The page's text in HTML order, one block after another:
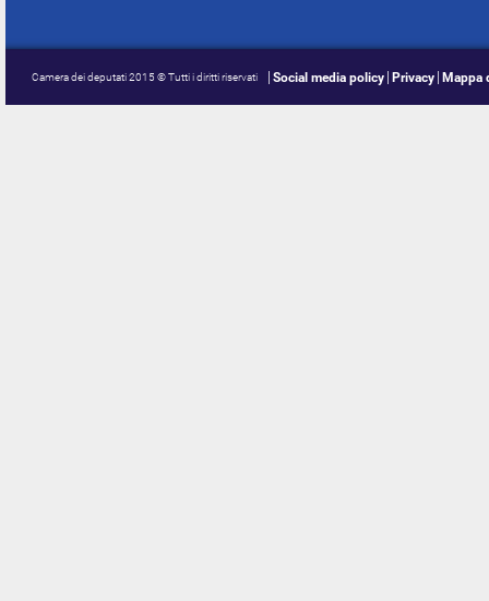
Camera dei deputati 2015 © Tutti i diritti riservati Social media policy Privacy Mappa